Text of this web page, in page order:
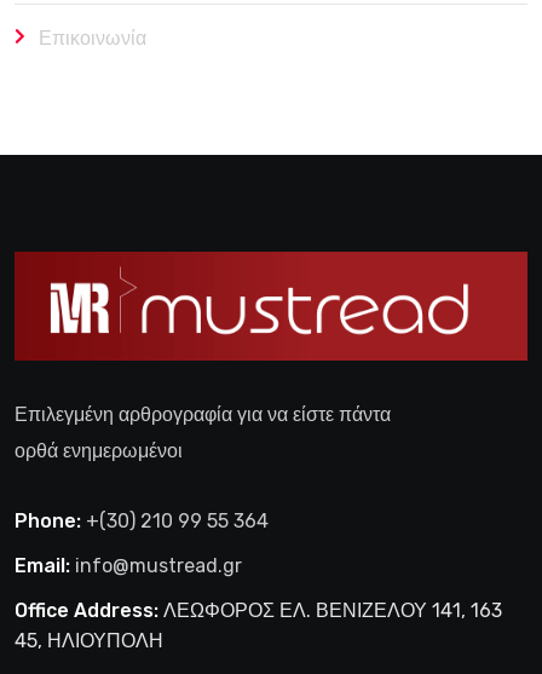
Επικοινωνία
Επιλεγμένη αρθρογραφία για να είστε πάντα
ορθά ενημερωμένοι
Phone: +(30) 210 99 55 364
Email: info@mustread.gr
Office Address: ΛΕΩΦΟΡΟΣ ΕΛ. ΒΕΝΙΖΕΛΟΥ 141, 163
45, ΗΛΙΟΥΠΟΛΗ